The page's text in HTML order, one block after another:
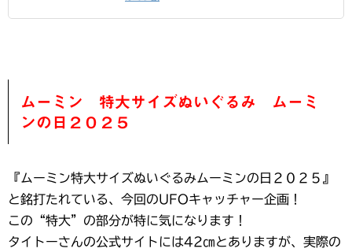
ムーミン 特大サイズぬいぐるみ ムーミ
ンの日２０２５
『ムーミン特大サイズぬいぐるみムーミンの日２０２５』
と銘打たれている、今回のUFOキャッチャー企画！
この“特大”の部分が特に気になります！
タイトーさんの公式サイトには42㎝とありますが、実際の